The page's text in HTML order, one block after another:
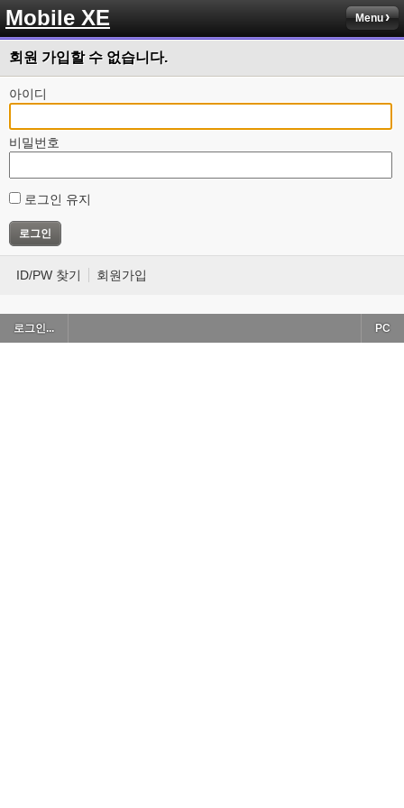
Mobile XE Menu
회원 가입할 수 없습니다.
아이디
비밀번호
로그인 유지
ID/PW 찾기 회원가입
로그인... PC